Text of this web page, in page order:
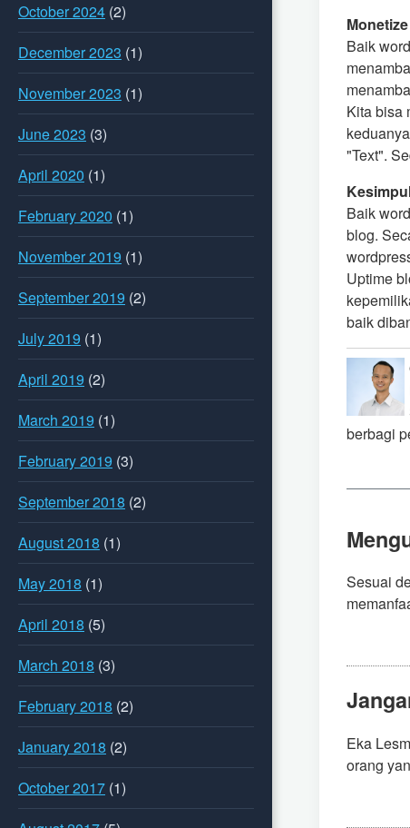
October 2024 (2)
December 2023 (1)
November 2023 (1)
June 2023 (3)
April 2020 (1)
February 2020 (1)
November 2019 (1)
September 2019 (2)
July 2019 (1)
April 2019 (2)
March 2019 (1)
February 2019 (3)
September 2018 (2)
August 2018 (1)
May 2018 (1)
April 2018 (5)
March 2018 (3)
February 2018 (2)
January 2018 (2)
October 2017 (1)
Monetize
Baik
Kita bisa
"Text".
Baik
blog.
Uptime
baik
berbagi
Sesuai
Eka
orang